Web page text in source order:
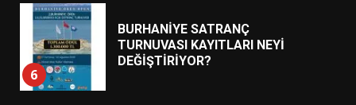
6
BURHANİYE SATRANÇ
TURNUVASI KAYITLARI NEYİ
DEĞİŞTİRİYOR?